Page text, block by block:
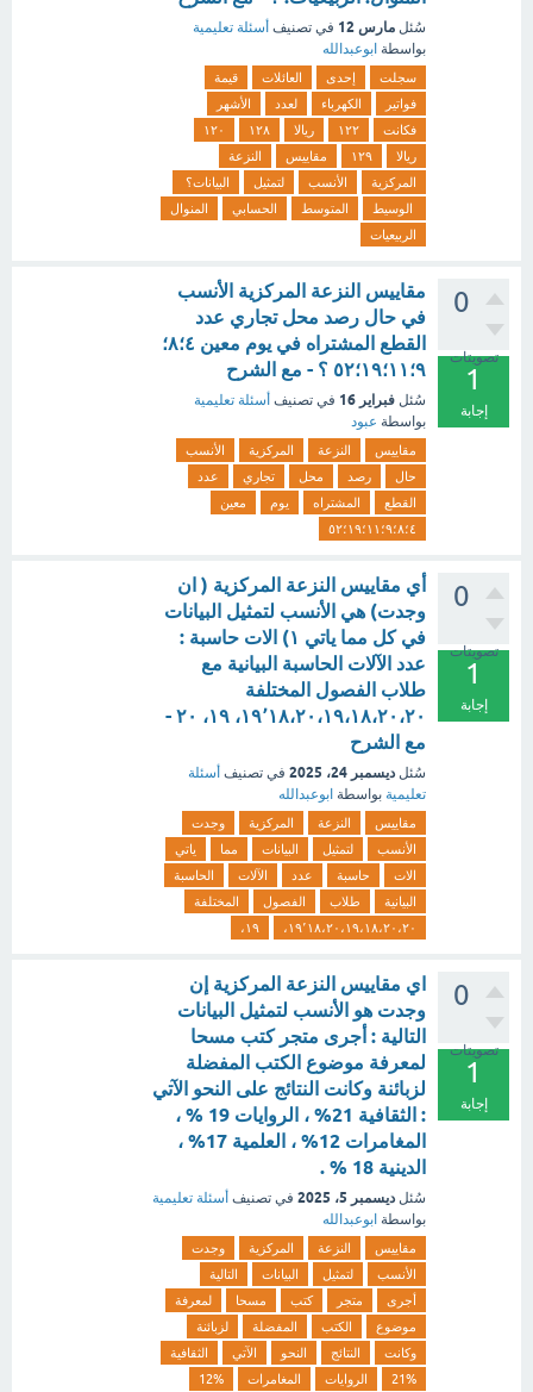
سُئل مارس 12 في تصنيف أسئلة تعليمية
بواسطة ابوعبدالله
سجلت إحدى العائلات
قيمة
فواتير
الكهرباء لعدد
الأشهر
فكانت
۱۲۲ ريالا ۱۲۸
۱۲۰
ریالا
۱۲۹ مقاييس
النزعة
المركزية
الأنسب لتمثيل
البيانات؟
الوسيط
المتوسط الحسابي
المنوال
الربيعيات
0
تصويتات
1
إجابة
مقاييس النزعة المركزية الأنسب
في حال رصد محل تجاري عدد
القطع المشتراه في يوم معين ٤؛٨؛
٩؛١١؛١٩؛٥٢ ؟ - مع الشرح
سُئل فبراير 16 في تصنيف أسئلة تعليمية
بواسطة عبود
مقاييس النزعة المركزية
الأنسب
حال
رصد محل تجاري
عدد
القطع
المشتراه يوم
معين
٤؛٨؛٩؛١١؛١٩؛٥٢
0
تصويتات
1
إجابة
أي مقاييس النزعة المركزية ( ان
وجدت) هي الأنسب لتمثيل البيانات
في كل مما ياتي ١) الات حاسبة :
عدد الآلات الحاسبة البيانية مع
طلاب الفصول المختلفة
١٩٬١٨،٢٠،١٩،١٨،٢٠،٢٠، ١٩، ٢٠ -
مع الشرح
سُئل ديسمبر 24، 2025 في تصنيف أسئلة
تعليمية بواسطة ابوعبدالله
مقاييس النزعة المركزية
وجدت
الأنسب
لتمثيل البيانات مما
ياتي
الات
حاسبة عدد الآلات
الحاسبة
البيانية
طلاب الفصول
المختلفة
١٩٬١٨،٢٠،١٩،١٨،٢٠،٢٠،
١٩،
0
تصويتات
1
إجابة
اي مقاييس النزعة المركزية إن
وجدت هو الأنسب لتمثيل البيانات
التالية : أجرى متجر كتب مسحا
لمعرفة موضوع الكتب المفضلة
لزبائنة وكانت النتائج على النحو الآتي
: الثقافية 21% ، الروايات 19 % ،
المغامرات 12% ، العلمية 17% ،
الدينية 18 % .
سُئل ديسمبر 5، 2025 في تصنيف أسئلة تعليمية
بواسطة ابوعبدالله
مقاييس النزعة المركزية
وجدت
الأنسب
لتمثيل البيانات
التالية
أجرى
متجر كتب مسحا
لمعرفة
موضوع
الكتب المفضلة
لزبائنة
وكانت
النتائج النحو الآتي
الثقافية
21%
الروايات المغامرات 12%